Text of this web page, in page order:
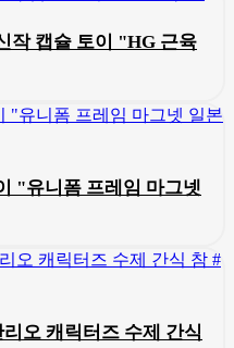
작 캡슐 토이 "HG 근육
"유니폼 프레임 마그넷
오 캐릭터즈 수제 간식